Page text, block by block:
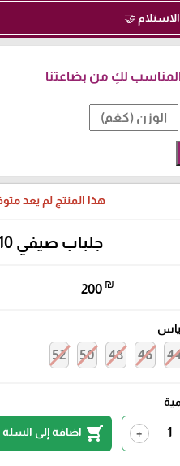
🤝
لكِ من بضاعتنا
هذا المنتج لم يعد
جلباب صيفي 3910 ليلكي
200 ₪
46
48
50
52
+
shopping_cart اضافة إلى السلة